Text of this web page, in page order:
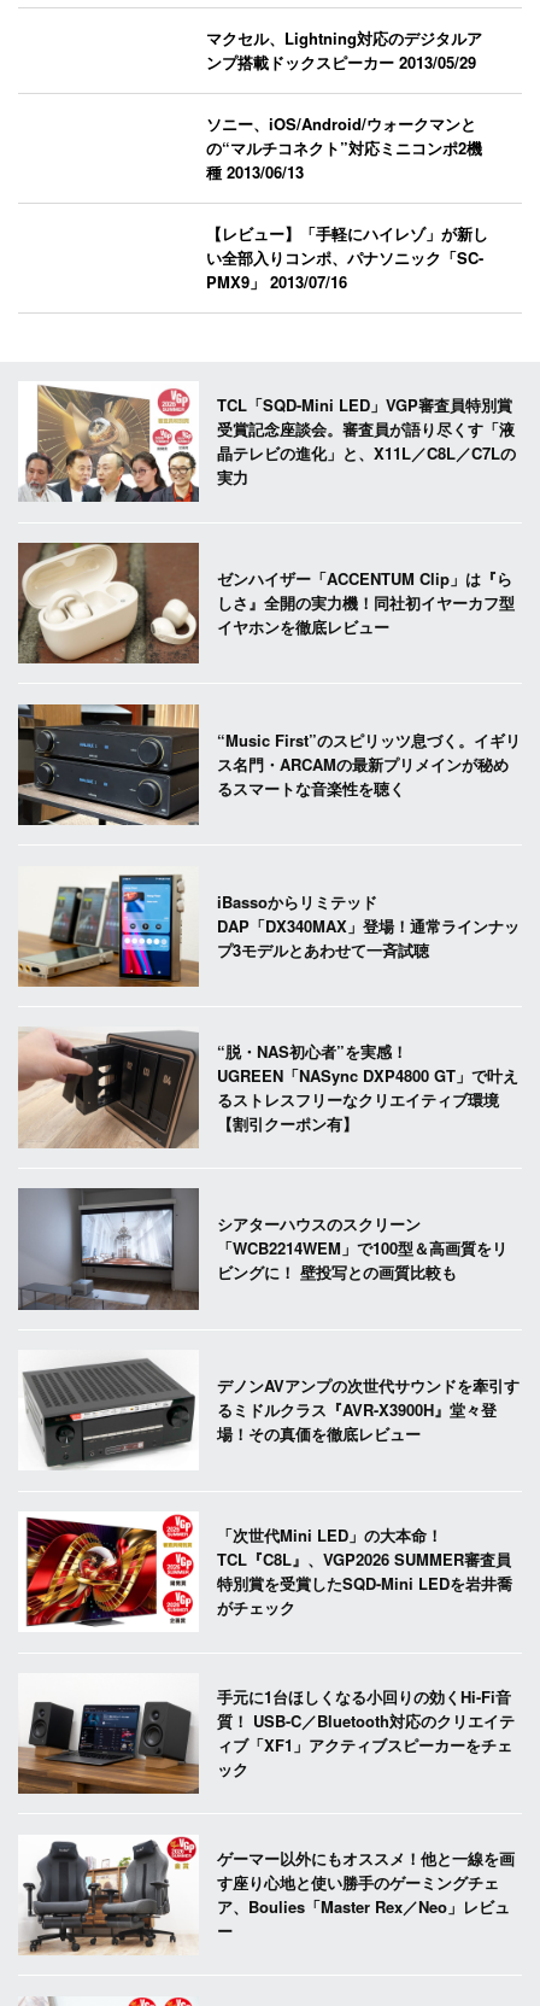
マクセル、Lightning対応のデジタルア
ンプ搭載ドックスピーカー2013/05/29
ソニー、iOS/Android/ウォークマンと
の“マルチコネクト”対応ミニコンポ2機
種2013/06/13
【レビュー】「手軽にハイレゾ」が新し
い全部入りコンポ、パナソニック「SC-
PMX9」2013/07/16
TCL「SQD-Mini LED」VGP審査員特別賞
受賞記念座談会。審査員が語り尽くす「液
晶テレビの進化」と、X11L／C8L／C7Lの
実力
ゼンハイザー「ACCENTUM Clip」は『ら
しさ』全開の実力機！同社初イヤーカフ型
イヤホンを徹底レビュー
“Music First”のスピリッツ息づく。イギリ
ス名門・ARCAMの最新プリメインが秘め
るスマートな音楽性を聴く
iBassoからリミテッド
DAP「DX340MAX」登場！通常ラインナッ
プ3モデルとあわせて一斉試聴
“脱・NAS初心者”を実感！
UGREEN「NASync DXP4800 GT」で叶え
るストレスフリーなクリエイティブ環境
【割引クーポン有】
シアターハウスのスクリーン
「WCB2214WEM」で100型＆高画質をリ
ビングに！ 壁投写との画質比較も
デノンAVアンプの次世代サウンドを牽引す
るミドルクラス『AVR-X3900H』堂々登
場！その真価を徹底レビュー
「次世代Mini LED」の大本命！
TCL『C8L』、VGP2026 SUMMER審査員
特別賞を受賞したSQD-Mini LEDを岩井喬
がチェック
手元に1台ほしくなる小回りの効くHi-Fi音
質！ USB-C／Bluetooth対応のクリエイテ
ィブ「XF1」アクティブスピーカーをチェ
ック
ゲーマー以外にもオススメ！他と一線を画
す座り心地と使い勝手のゲーミングチェ
ア、Boulies「Master Rex／Neo」レビュ
ー